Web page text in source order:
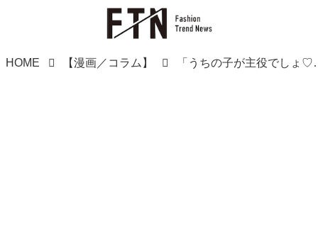
HOME 【漫画／コラム】 「うちの子が主役で